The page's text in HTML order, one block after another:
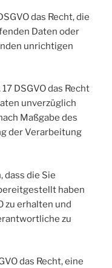
das Recht, die
Daten oder
unrichtigen
DSGVO das Recht
unverzüglich
Maßgabe des
der Verarbeitung
dass die Sie
haben
zu erhalten und
zu
das Recht, eine